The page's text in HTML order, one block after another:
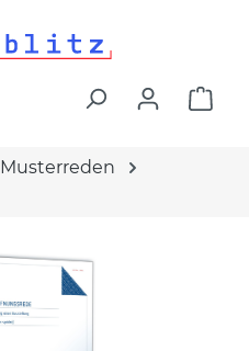
Musterreden